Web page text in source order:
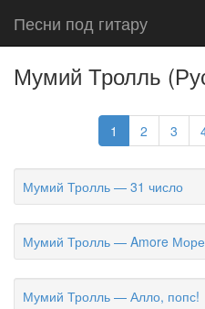
Песни под гитару
Мумий Тролль
1 2 3
Мумий Тролль — 31 число
Мумий Тролль — Amore
Мумий Тролль — Алло, попс!